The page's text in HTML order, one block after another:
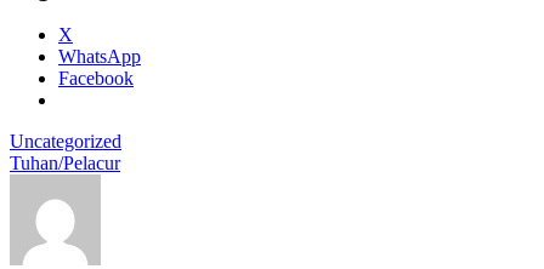
X
WhatsApp
Facebook
Uncategorized
Tuhan/Pelacur